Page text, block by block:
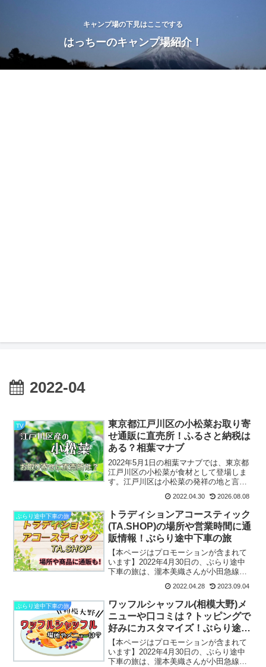
キャンプ場の下見はここでする
はっちーのキャンプ場紹介！
2022-04
TV
東京都江戸川区の小松菜お取り寄
せ通販に直売所！ふるさと納税は
ある？相葉マナブ
2022年5月1日の相葉マナブでは、東京都
江戸川区の小松菜が食材として登場しま
す。江戸川区は小松菜の発祥の地と言わ
を使って「小松菜の生サラダ」や「小松
菜たっぷり餃子」を作っています。この
小松菜が通販お取り...
2022.04.30 2026.08.08
ぶらり途中下車の旅
トラディションアコースティック
(TA.SHOP)の場所や営業時間に通
販情報！ぶらり途中下車の旅
【本ページはプロモーションが含まれて
います】2022年4月30日の、ぶらり途中
下車の旅は、瀧本美織さんが小田急線を
旅します。その中で立ち寄った、アメリ
カンな日本製おしゃれ雑貨店は
「TRADITION ACOUSTIC.(トラディショ
ンアコー...
2022.04.28 2023.09.04
ぶらり途中下車の旅
ワッフルシャッフル(相模大野)メ
ニューや口コミは？トッピングで
好みにカスタマイズ！ぶらり途中
下車の旅
【本ページはプロモーションが含まれて
います】2022年4月30日の、ぶらり途中
下車の旅は、瀧本美織さんが小田急線を